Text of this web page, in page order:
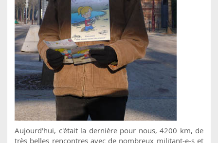
Aujourd'hui, c'était la dernière pour nous, 4200 km, de
très belles rencontres avec de nombreux militant-e-s et